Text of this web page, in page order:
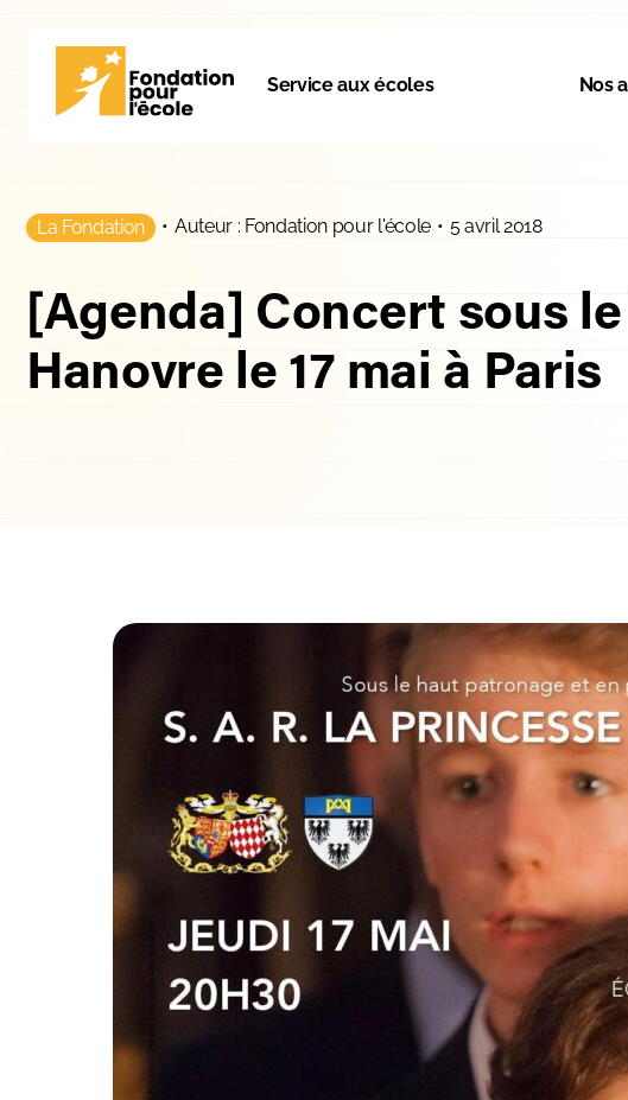
Service aux écoles Nos
La Fondation • Auteur : Fondation pour l'école • 5 avril 2018
[Agenda] Concert sous
Hanovre le 17 mai à Paris